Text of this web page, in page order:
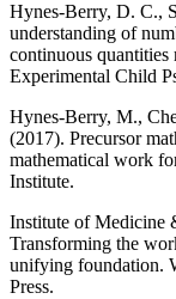
Hynes-Berry, D. C.,
understanding of
continuous quantities
Experimental Child
Hynes-Berry, M.,
(2017). Precursor
mathematical work
Institute.
Institute of Medicine
Transforming the
unifying foundation.
Press.